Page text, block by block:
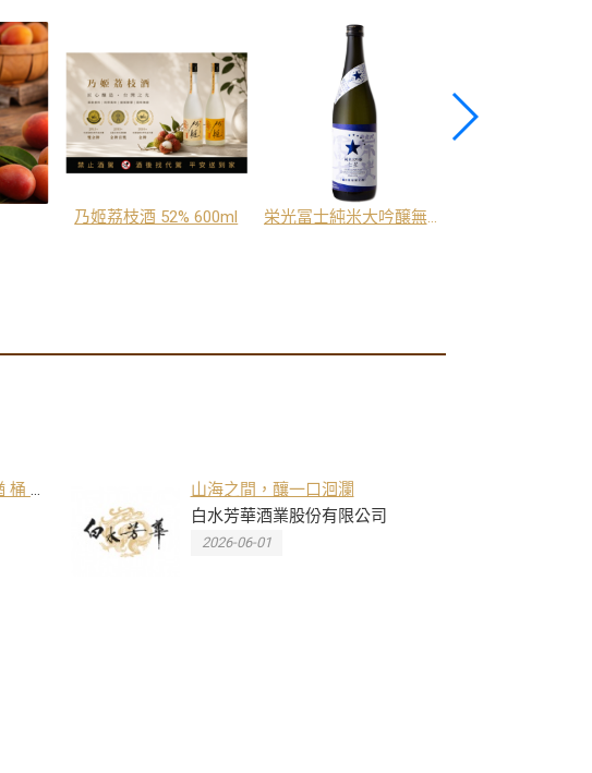
乃姬荔枝酒 52% 600ml
山海之間，釀一口洄瀾
白水芳華酒業股份有限公司
2026-06-01